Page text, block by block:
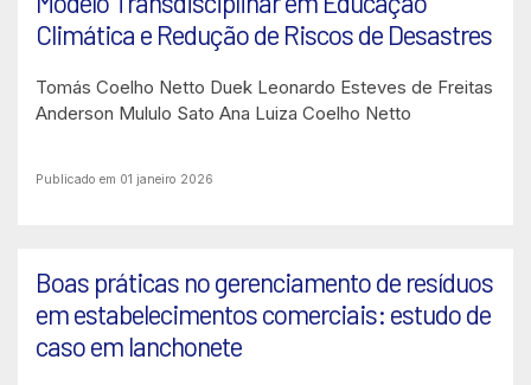
Climática e Redução de Riscos de Desastres
Tomás Coelho Netto Duek Leonardo Esteves de Freitas
Anderson Mululo Sato Ana Luiza Coelho Netto
Publicado em 01 janeiro 2026
Boas práticas no gerenciamento de resíduos
em estabelecimentos comerciais: estudo de
caso em lanchonete